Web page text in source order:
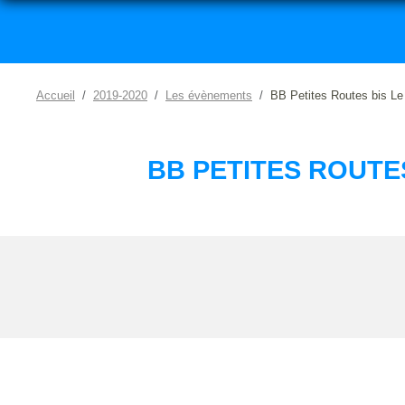
Accueil 2019-2020 Les évènements BB Petites Routes bis
BB PETITES